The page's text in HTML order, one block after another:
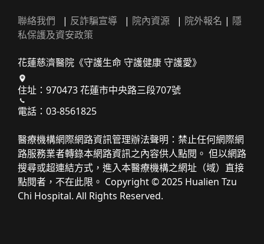
聯絡我們 | 反詐騙宣導 | 院內資源 | 院外報名 | 隱
私保護及資安政策
花蓮慈濟醫院《守護生命 守護健康 守護愛》
住址：970473 花蓮市中央路三段707號
電話：03-8561825
醫療機構網際網路資訊管理辦法聲明：禁止任何網際網
路服務業者轉錄本網路資訊之內容供人點閱。 但以網路
搜尋或超連結方式，進入本醫療機構之網址（域）直接
點閱者，不在此限。 Copyright © 2025 Hualien Tzu
Chi Hospital. All Rights Reserved.